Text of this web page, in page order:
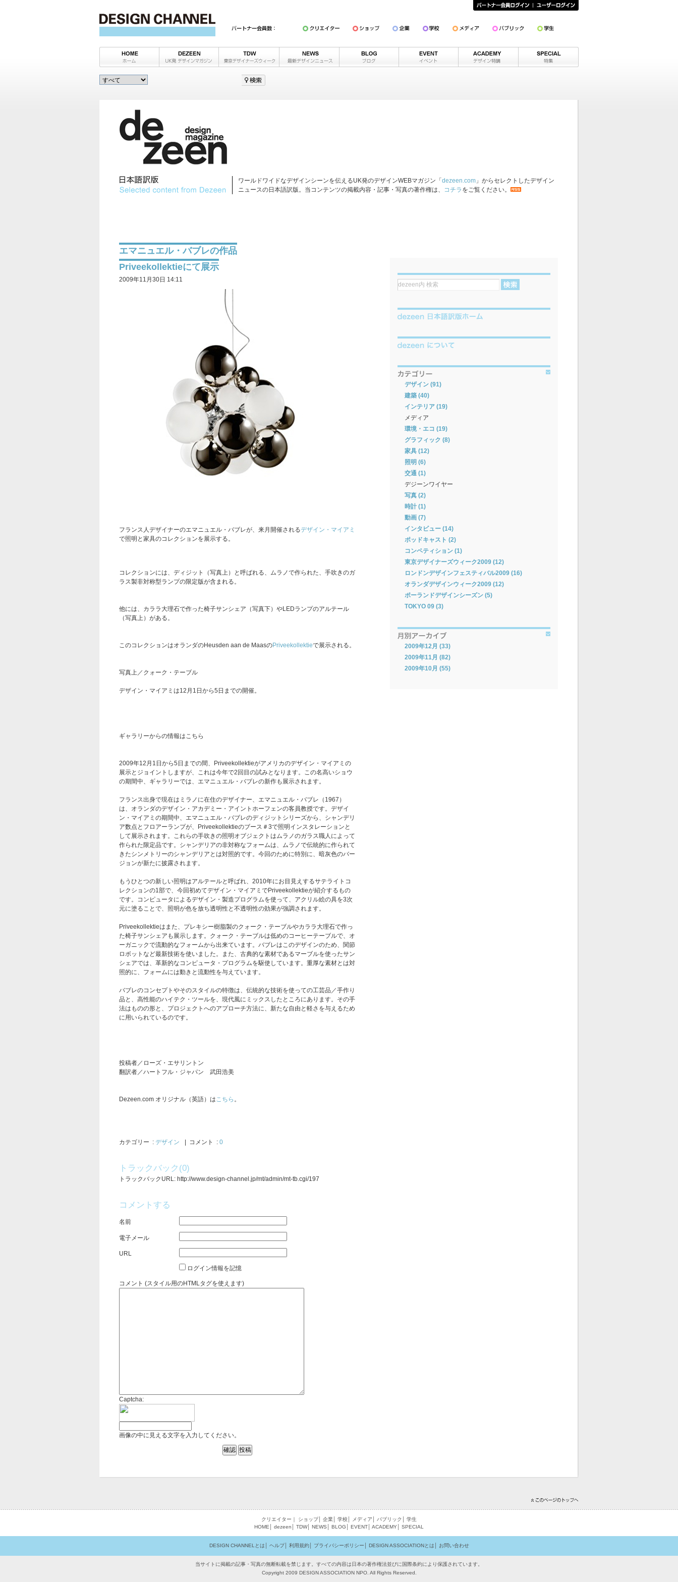
ワールドワイドなデザインシーンを伝えるUK発のデザインWEBマガジン「 dezeen.com」からセレクトしたデザイン
ニュースの日本語訳版。当コンテンツの掲載内容・記事・写真の著作権は、
コチラ をご覧ください。
エマニュエル・バブレの作品
Priveekollektieにて展示
2009年11月30日 14:11
フランス人デザイナーのエマニュエル・バブレが、来月開催されるデザイン・マイアミ
で照明と家具のコレクションを展示する。
コレクションには、ディジット（写真上）と呼ばれる、ムラノで作られた、手吹きのガ
ラス製非対称型ランプの限定版が含まれる。
他には、カララ大理石で作った椅子サンシェア（写真下）やLEDランプのアルテール
（写真上）がある。
このコレクションはオランダのHeusden aan de MaasのPriveekollektieで展示される。
写真上／クォーク・テーブル
デザイン・マイアミは12月1日から5日までの開催。
ギャラリーからの情報はこちら
2009年12月1日から5日までの間、Priveekollektieがアメリカのデザイン・マイアミの
展示とジョイントしますが、これは今年で2回目の試みとなります。この名高いショウ
の期間中、ギャラリーでは、エマニュエル・バブレの新作も展示されます。
フランス出身で現在はミラノに在住のデザイナー、エマニュエル・バブレ（1967）
は、オランダのデザイン・アカデミー・アイントホーフェンの客員教授です。デザイ
ン・マイアミの期間中、エマニュエル・バブレのディジットシリーズから、シャンデリ
ア数点とフロアーランプが、Priveekollektieのブース＃3で照明インスタレーションと
して展示されます。これらの手吹きの照明オブジェクトはムラノのガラス職人によって
作られた限定品です。シャンデリアの非対称なフォームは、ムラノで伝統的に作られて
きたシンメトリーのシャンデリアとは対照的です。今回のために特別に、暗灰色のバー
ジョンが新たに披露されます。
もうひとつの新しい照明はアルテールと呼ばれ、2010年にお目見えするサテライトコ
レクションの1部で、今回初めてデザイン・マイアミでPriveekollektieが紹介するもの
です。コンピュータによるデザイン・製造プログラムを使って、アクリル絵の具を3次
元に塗ることで、照明が色を放ち透明性と不透明性の効果が強調されます。
Priveekollektieはまた、プレキシー樹脂製のクォーク・テーブルやカララ大理石で作っ
た椅子サンシェアも展示します。クォーク・テーブルは低めのコーヒーテーブルで、オ
ーガニックで流動的なフォームから出来ています。バブレはこのデザインのため、関節
ロボットなど最新技術を使いました。また、古典的な素材であるマーブルを使ったサン
シェアでは、革新的なコンピュータ・プログラムを駆使しています。重厚な素材とは対
照的に、フォームには動きと流動性を与えています。
バブレのコンセプトやそのスタイルの特徴は、伝統的な技術を使っての工芸品／手作り
品と、高性能のハイテク・ツールを、現代風にミックスしたところにあります。その手
法はものの形と、プロジェクトへのアプローチ方法に、新たな自由と軽さを与えるため
に用いられているのです。
投稿者／ローズ・エサリントン
翻訳者／ハートフル・ジャパン 武田浩美
Dezeen.com オリジナル（英語）はこちら 。
カテゴリー : デザイン | コメント : 0
トラックバック(0)
トラックバックURL: http://www.design-channel.jp/mt/admin/mt-tb.cgi/197
コメントする
名前
電子メール
URL
ログイン情報を記憶
コメント (スタイル用のHTMLタグを使えます)
Captcha:
画像の中に見える文字を入力してください。
デザイン (91)
建築 (40)
インテリア (19)
メディア
環境・エコ (19)
グラフィック (8)
家具 (12)
照明 (6)
交通 (1)
デジーンワイヤー
写真 (2)
時計 (1)
動画 (7)
インタビュー (14)
ポッドキャスト (2)
コンペティション (1)
東京デザイナーズウィーク2009 (12)
ロンドンデザインフェスティバル2009 (16)
オランダデザインウィーク2009 (12)
ポーランドデザインシーズン (5)
TOKYO 09 (3)
2009年12月 (33)
2009年11月 (82)
2009年10月 (55)
クリエイター ショップ 企業 学校 メディア パブリック
学生
HOME
dezeen TDW│ NEWS BLOG EVENT ACADEMY SPECIAL
DESIGN CHANNELとは ヘルプ│ 利用規約│ プライバシーポリシー DESIGN ASSOCIATIONとは お問い合わせ
当サイトに掲載の記事・写真の無断転載を禁じます。すべての内容は日本の著作権法並びに国際条約により保護されています。
Copyright 2009 DESIGN ASSOCIATION NPO. All Rights Reserved.